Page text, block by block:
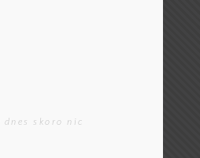
skoro nic